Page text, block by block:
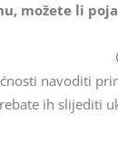
možete li
navoditi
ih slijediti